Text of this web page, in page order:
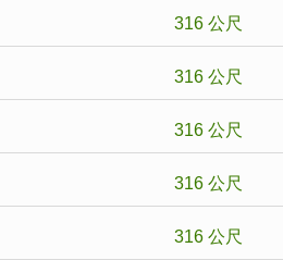
316 公尺
316 公尺
316 公尺
316 公尺
316 公尺